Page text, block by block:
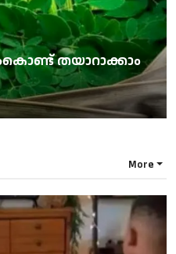
തയാറാക്കാം
More